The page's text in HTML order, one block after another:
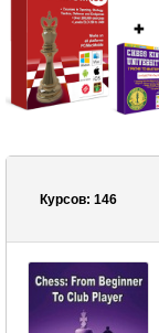
Курсов: 146